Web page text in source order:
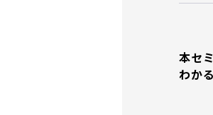
本セ
わか